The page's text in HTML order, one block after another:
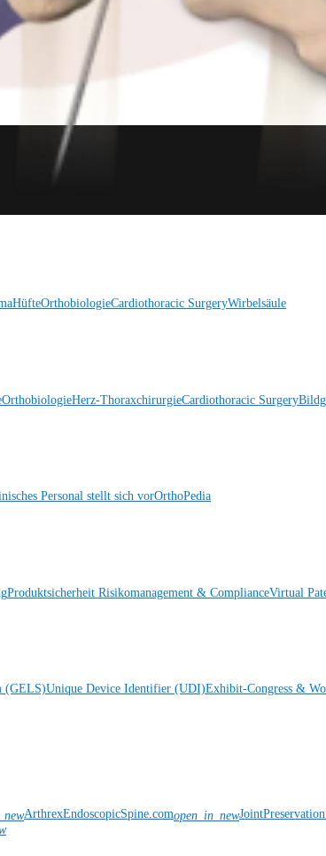
HüfteOrthobiologieCardiothoracic SurgeryWirbelsäule
OrthobiologieHerz-ThoraxchirurgieCardiothoracic Surgery
Personal stellt sich vorOrthoPedia
Produktsicherheit Risikomanagement & ComplianceVirtual
(GELS)Unique Device Identifier (UDI)Exhibit-Congress &
ArthrexEndoscopicSpine.comopen_in_new